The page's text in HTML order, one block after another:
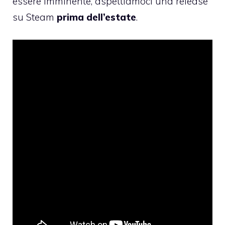
su Steam prima dell’estate.